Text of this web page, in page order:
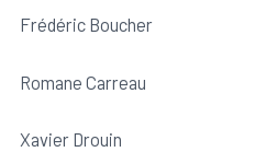
Frédéric Boucher
Romane Carreau
Xavier Drouin